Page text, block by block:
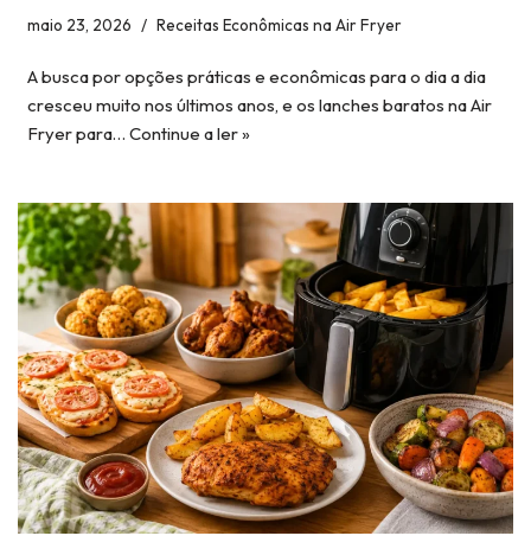
maio 23, 2026 Receitas Econômicas na Air Fryer
A busca por opções práticas e econômicas para o dia a dia
cresceu muito nos últimos anos, e os lanches baratos na Air
Fryer para… Continue a ler »